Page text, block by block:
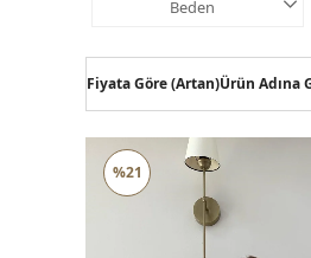
Beden
Fiyata Göre (Artan)Ürün Adına
%21